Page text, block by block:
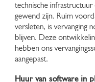
technische
gewend zijn. Ruim
versleten, is vervanging
blijven. Deze
hebben ons
aangepast.
Huur van software in